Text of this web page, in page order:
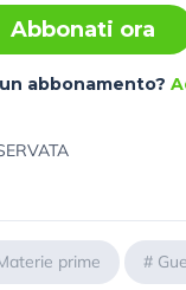
Abbonati ora
abbonamento?
prime #